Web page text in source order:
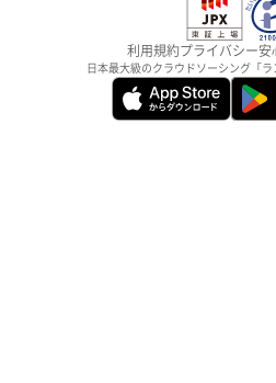
利用規約プライバシー安
日本最大級のクラウドソーシング「ラ